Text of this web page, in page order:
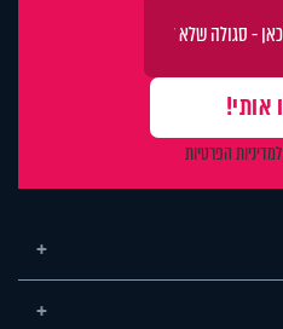
למדיניות הפרטיות